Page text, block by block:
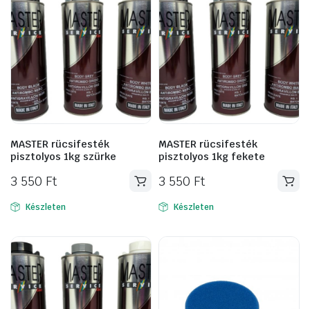
MASTER rücsifesték
pisztolyos 1kg szürke
3 550 Ft
Készleten
MASTER rücsifesték
pisztolyos 1kg fekete
3 550 Ft
Készleten